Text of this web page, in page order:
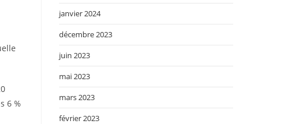
6 %
janvier 2024
décembre 2023
juin 2023
mai 2023
mars 2023
février 2023